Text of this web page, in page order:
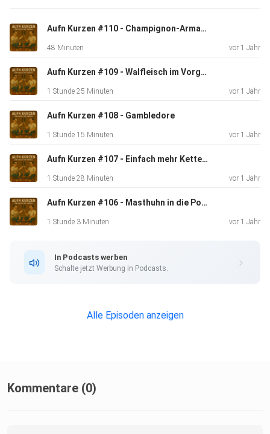
In diesem Sinne, viel Spaß.
Aufn Kurzen #110 - Champignon-Armageddon!
48 Minuten vor 1 Jahr
Aufn Kurzen #109 - Walfleisch im Vorgarten
1 Stunde 25 Minuten vor 1 Jahr
Aufn Kurzen #108 - Gambledore
1 Stunde 15 Minuten vor 1 Jahr
Aufn Kurzen #107 - Einfach mehr Kette (mit Malte Gehr)
1 Stunde 28 Minuten vor 1 Jahr
Aufn Kurzen #106 - Masthuhn in die Poren!
1 Stunde 3 Minuten vor 1 Jahr
In Podcasts werben
Schalte jetzt Werbung in Podcasts.
Alle Episoden anzeigen
Kommentare (0)